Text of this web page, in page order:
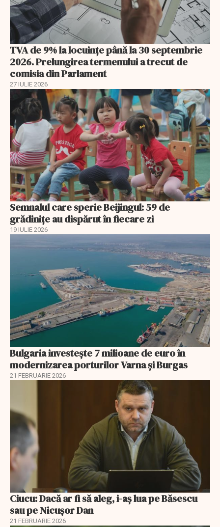
TVA de 9% la locuințe până la 30 septembrie
2026. Prelungirea termenului a trecut de
comisia din Parlament
27 IULIE 2026
Semnalul care sperie Beijingul: 59 de
grădinițe au dispărut în fiecare zi
19 IULIE 2026
Bulgaria investește 7 milioane de euro în
modernizarea porturilor Varna și Burgas
21 FEBRUARIE 2026
Ciucu: Dacă ar fi să aleg, i-aș lua pe Băsescu
sau pe Nicușor Dan
21 FEBRUARIE 2026